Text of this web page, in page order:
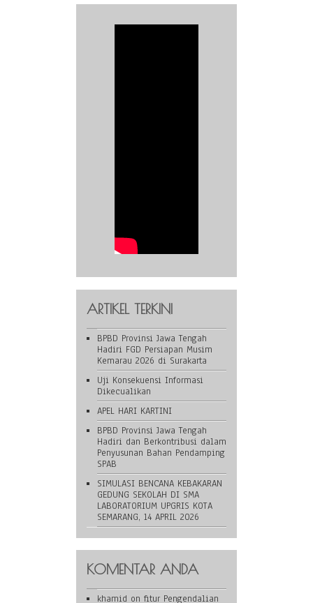
ARTIKEL TERKINI
BPBD Provinsi Jawa Tengah
Hadiri FGD Persiapan Musim
Kemarau 2026 di Surakarta
Uji Konsekuensi Informasi
Dikecualikan
APEL HARI KARTINI
BPBD Provinsi Jawa Tengah
Hadiri dan Berkontribusi dalam
Penyusunan Bahan Pendamping
SPAB
SIMULASI BENCANA KEBAKARAN
GEDUNG SEKOLAH DI SMA
LABORATORIUM UPGRIS KOTA
SEMARANG, 14 APRIL 2026
KOMENTAR ANDA
khamid on fitur Pengendalian